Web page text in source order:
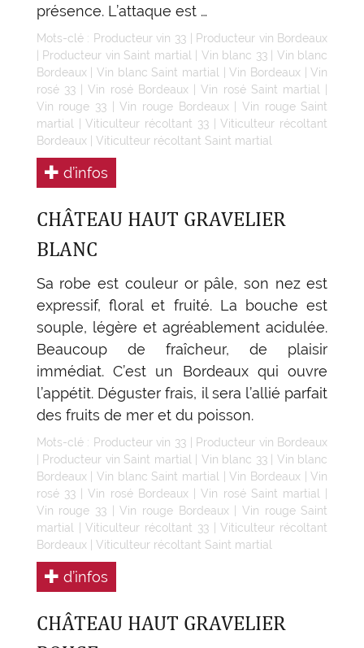
présence. L’attaque est …
Mots-clé : Producteur vin 33
Producteur vin Bordeaux
Producteur vin Saint martial| Vin blanc 33| Vin blanc
Bordeaux|Vin blanc Saint martial |Vin Bordeaux|Vin
rosé 33 |Vin rosé Bordeaux|Vin rosé Saint martial
Vin rouge 33 |Vin rouge Bordeaux| Vin rouge Saint
martial|Viticulteur récoltant 33|Viticulteur récoltant
Bordeaux| Viticulteur récoltant Saint martial
d’infos
CHÂTEAU HAUT GRAVELIER
BLANC
Sa robe est couleur or pâle, son nez est
expressif, floral et fruité. La bouche est
souple, légère et agréablement acidulée.
Beaucoup de fraîcheur, de plaisir
immédiat. C’est un Bordeaux qui ouvre
l’appétit. Déguster frais, il sera l’allié parfait
des fruits de mer et du poisson.
Mots-clé : Producteur vin 33
Producteur vin Bordeaux
Producteur vin Saint martial| Vin blanc 33| Vin blanc
Bordeaux|Vin blanc Saint martial |Vin Bordeaux|Vin
rosé 33 |Vin rosé Bordeaux|Vin rosé Saint martial
Vin rouge 33 |Vin rouge Bordeaux| Vin rouge Saint
martial|Viticulteur récoltant 33|Viticulteur récoltant
Bordeaux| Viticulteur récoltant Saint martial
d’infos
CHÂTEAU HAUT GRAVELIER